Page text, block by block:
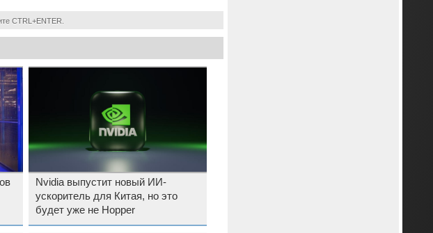
CTRL+ENTER.
Nvidia выпустит новый ИИ-
ускоритель для Китая, но это
будет уже не Hopper